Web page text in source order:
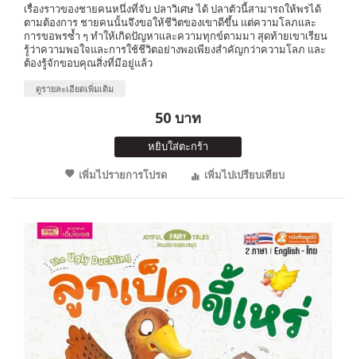
เรื่องราวของชายคนหนึ่งที่จับ ปลาวิเศษ ได้ ปลาตัวนี้สามารถให้พรได้
ตามต้องการ ชายคนนั้นจึงขอให้ชีวิตของเขาดีขึ้น แต่ความโลภและ
การขอพรซ้ำ ๆ ทำให้เกิดปัญหาและความทุกข์ตามมา สุดท้ายเขาเรียน
รู้ว่าความพอใจและการใช้ชีวิตอย่างพอเพียงสำคัญกว่าความโลภ และ
ต้องรู้จักขอบคุณสิ่งที่มีอยู่แล้ว
ดูรายละเอียดเพิ่มเติม
50 บาท
หยิบใส่ตะกร้า
เพิ่มไปรายการโปรด
เพิ่มไปเปรียบเทียบ